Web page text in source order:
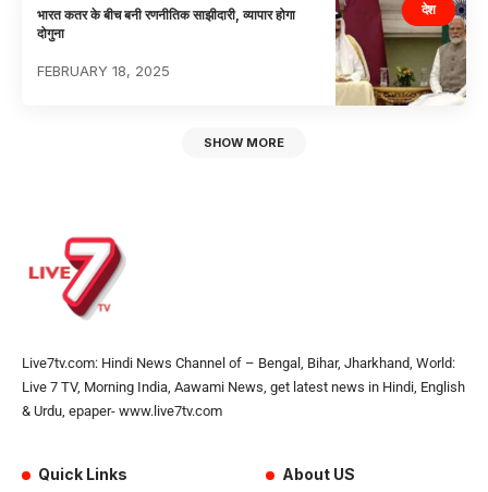
देश
भारत कतर के बीच बनी रणनीतिक साझीदारी, व्यापार होगा
दोगुना
FEBRUARY 18, 2025
SHOW MORE
Live7tv.com: Hindi News Channel of – Bengal, Bihar, Jharkhand, World:
Live 7 TV, Morning India, Aawami News, get latest news in Hindi, English
& Urdu, epaper- www.live7tv.com
Quick Links About US